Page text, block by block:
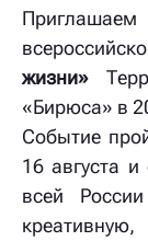
жизни»
«Бирюса» в
Событие
16 августа
всей